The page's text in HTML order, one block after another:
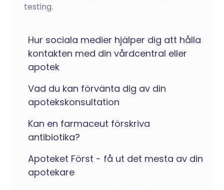
testing.
Hur sociala medier hjälper dig att hålla
kontakten med din vårdcentral eller
apotek
Vad du kan förvänta dig av din
apotekskonsultation
Kan en farmaceut förskriva
antibiotika?
Apoteket Först - få ut det mesta av din
apotekare